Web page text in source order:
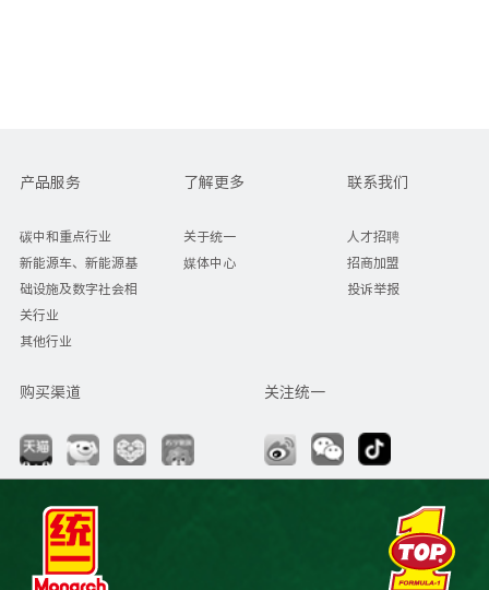
产品服务
碳中和重点行业
新能源车、新能源基
础设施及数字社会相
关行业
其他行业
了解更多
关于统一
媒体中心
联系我们
人才招聘
招商加盟
投诉举报
购买渠道 关注统一